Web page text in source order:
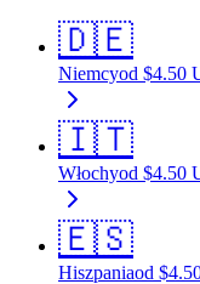
🇩🇪
Niemcyod $4.50
🇮🇹
Włochyod $4.50
🇪🇸
Hiszpaniaod $